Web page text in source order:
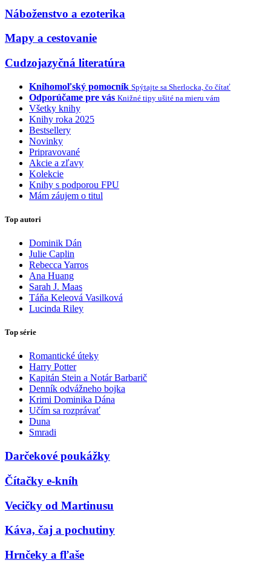
Náboženstvo a ezoterika
Mapy a cestovanie
Cudzojazyčná literatúra
Knihomoľský pomocník Spýtajte sa Sherlocka, čo čítať
Odporúčame pre vás Knižné tipy ušité na mieru vám
Všetky knihy
Knihy roka 2025
Bestsellery
Novinky
Pripravované
Akcie a zľavy
Kolekcie
Knihy s podporou FPU
Mám záujem o titul
Top autori
Dominik Dán
Julie Caplin
Rebecca Yarros
Ana Huang
Sarah J. Maas
Táňa Keleová Vasilková
Lucinda Riley
Top série
Romantické úteky
Harry Potter
Kapitán Stein a Notár Barbarič
Denník odvážneho bojka
Krimi Dominika Dána
Učím sa rozprávať
Duna
Smradi
Darčekové poukážky
Čítačky e-kníh
Vecičky od Martinusu
Káva, čaj a pochutiny
Hrnčeky a fľaše